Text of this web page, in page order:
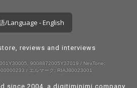
/Language - English
reviews and interviews
9008872005Y37019 / NexTone:
/ エルマーク: RIAJ80023001
since 2004, a digitiminimi company